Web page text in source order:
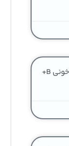
آگهی عادی — اهداکننده آقا گروه خونی B+